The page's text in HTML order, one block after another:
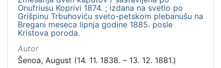
Onufriusu Koprivi 1874. ; izdana na svetlo po
Grišpinu Trbuhoviću sveto-petskom plebanušu na
Bregani meseca lipnja godine 1885. posle
Kristova poroda.
Autor
Šenoa, August (14. 11. 1838. – 13. 12. 1881.)